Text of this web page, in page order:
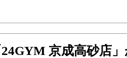
京成高砂店